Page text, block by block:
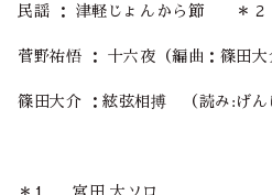
民謡 ： 津軽じょんから節 ＊２
菅野祐悟 ： 十六夜（編曲：篠田大
篠田大介 ：絃弦相搏 （読み:げん
＊1 宮田 大ソロ